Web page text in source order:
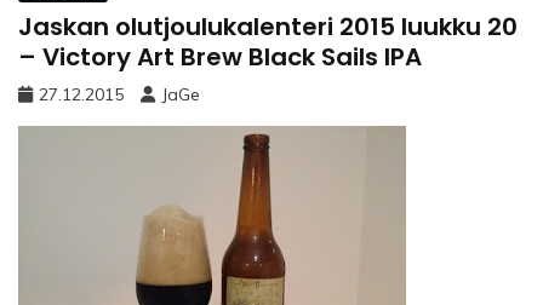
Jaskan olutjoulukalenteri 2015 luukku 20
– Victory Art Brew Black Sails IPA
27.12.2015 JaGe